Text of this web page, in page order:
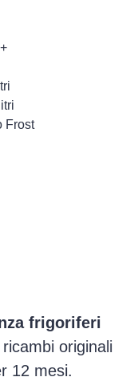
Frost
frigoriferi
originali
12 mesi.